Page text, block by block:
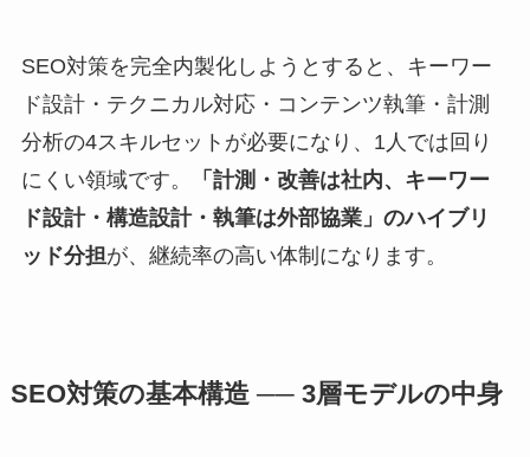
SEO対策を完全内製化しようとすると、キーワー
ド設計・テクニカル対応・コンテンツ執筆・計測
分析の4スキルセットが必要になり、1人では回り
にくい領域です。
「計測・改善は社内、キーワー
ド設計・構造設計・執筆は外部協業」のハイブリ
ッド分担が、継続率の高い体制になります。
SEO対策の基本構造 ── 3層モデルの中身